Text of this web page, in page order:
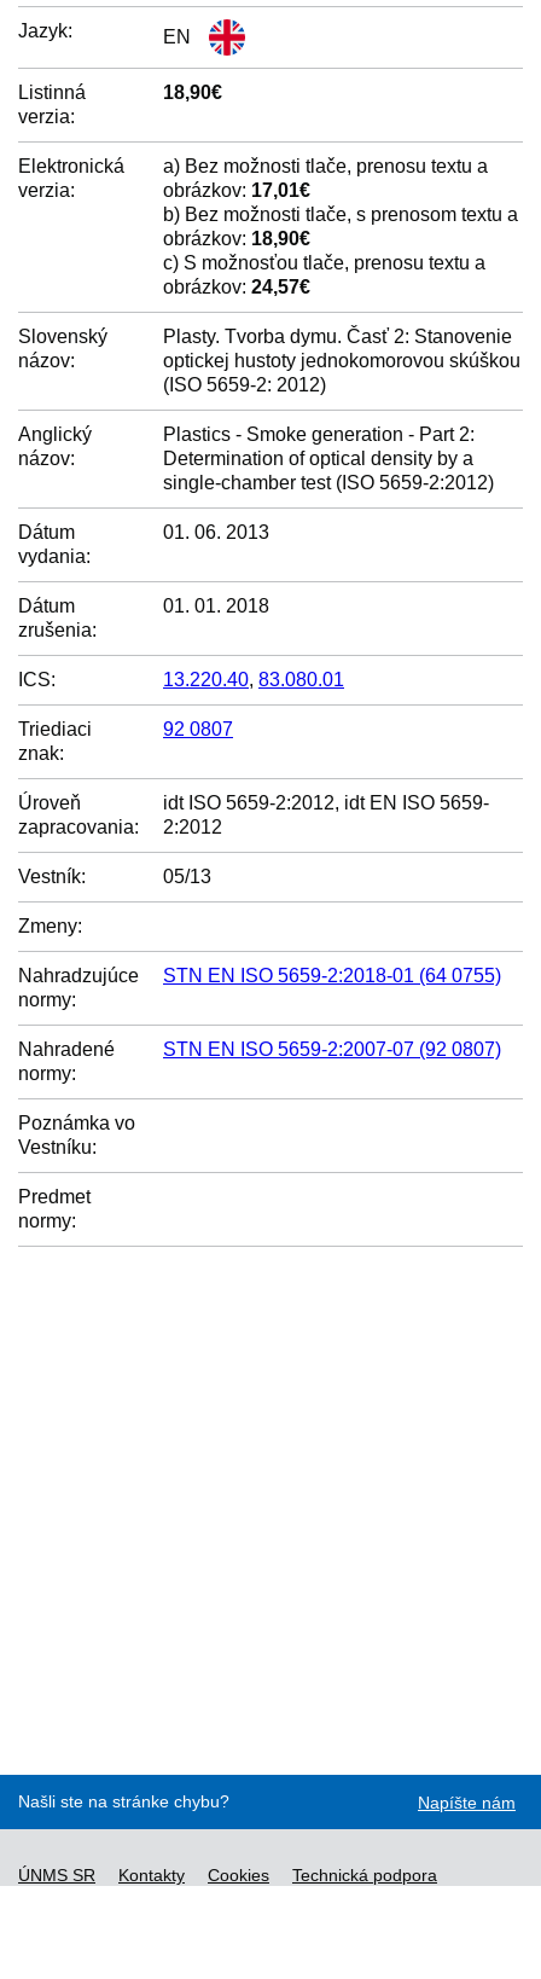
Jazyk: EN
Listinná
verzia:
18,90€
Elektronická
verzia:
a) Bez možnosti tlače, prenosu textu a
obrázkov: 17,01€
b) Bez možnosti tlače, s prenosom textu a
obrázkov: 18,90€
c) S možnosťou tlače, prenosu textu a
obrázkov: 24,57€
Slovenský
názov:
Plasty. Tvorba dymu. Časť 2: Stanovenie
optickej hustoty jednokomorovou skúškou
(ISO 5659-2: 2012)
Anglický
názov:
Plastics - Smoke generation - Part 2:
Determination of optical density by a
single-chamber test (ISO 5659-2:2012)
Dátum
vydania:
01. 06. 2013
Dátum
zrušenia:
01. 01. 2018
ICS: 13.220.40, 83.080.01
Triediaci
znak:
92 0807
Úroveň
zapracovania:
idt ISO 5659-2:2012, idt EN ISO 5659-
2:2012
Vestník: 05/13
Zmeny:
Nahradzujúce
normy:
STN EN ISO 5659-2:2018-01 (64 0755)
Nahradené
normy:
STN EN ISO 5659-2:2007-07 (92 0807)
Poznámka vo
Vestníku:
Predmet
normy:
Našli ste na stránke chybu? Napíšte nám
ÚNMS SR Kontakty Cookies
Technická podpora